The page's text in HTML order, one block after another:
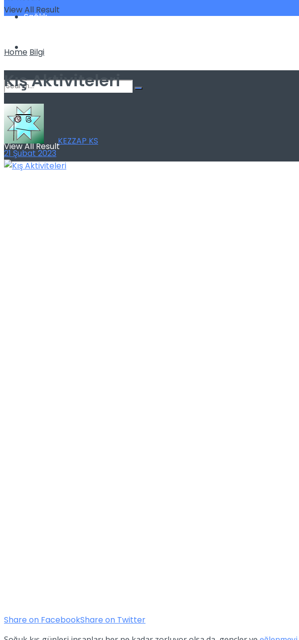
Sağlık
Spor
No Result
View All Result
View All Result
Home Bilgi
Kış Aktiviteleri
byKEZZAP KS
21 Şubat 2023
Share on FacebookShare on Twitter